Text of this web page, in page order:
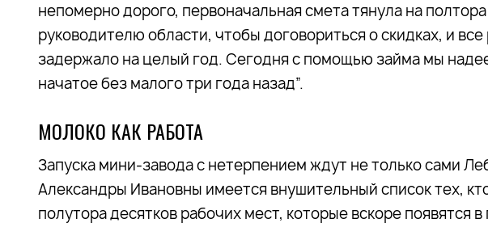
непомерно дорого, первоначальная смета тянула на
руководителю области, чтобы договориться о скидках, и
задержало на целый год. Сегодня с помощью займа мы
начатое без малого три года назад”.
МОЛОКО КАК РАБОТА
Запуска мини-завода с нетерпением ждут не только сами
Александры Ивановны имеется внушительный список тех,
полутора десятков рабочих мест, которые вскоре появятся